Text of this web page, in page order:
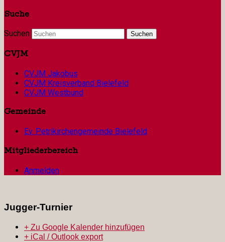
Suche
Suchen
CVJM
CVJM Jakobus
CVJM Kreisverband Bielefeld
CVJM Westbund
Gemeinde
Ev. Petrikirchengemeinde Bielefeld
Mitgliederbereich
Anmelden
Jugger-Turnier
+ Zu Google Kalender hinzufügen
+ iCal / Outlook export